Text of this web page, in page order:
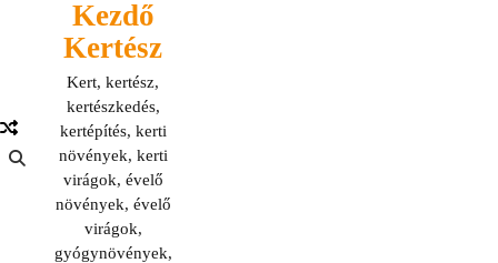
Kezdő
Kertész
Kert, kertész,
kertészkedés,
kertépítés, kerti
növények, kerti
virágok, évelő
növények, évelő
virágok,
gyógynövények,